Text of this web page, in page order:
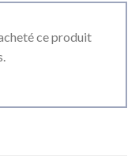
ce produit